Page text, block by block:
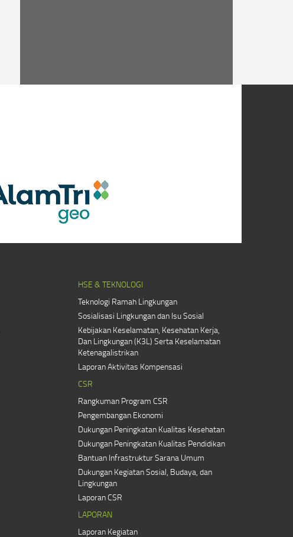
HSE & TEKNOLOGI
Teknologi Ramah Lingkungan
Sosialisasi Lingkungan dan Isu Sosial
Kebijakan Keselamatan, Kesehatan Kerja,
Dan Lingkungan (K3L) Serta Keselamatan
Ketenagalistrikan
Laporan Aktivitas Kompensasi
CSR
Rangkuman Program CSR
Pengembangan Ekonomi
Dukungan Peningkatan Kualitas Kesehatan
Dukungan Peningkatan Kualitas Pendidikan
Bantuan Infrastruktur Sarana Umum
Dukungan Kegiatan Sosial, Budaya, dan
Lingkungan
Laporan CSR
LAPORAN
Laporan Kegiatan